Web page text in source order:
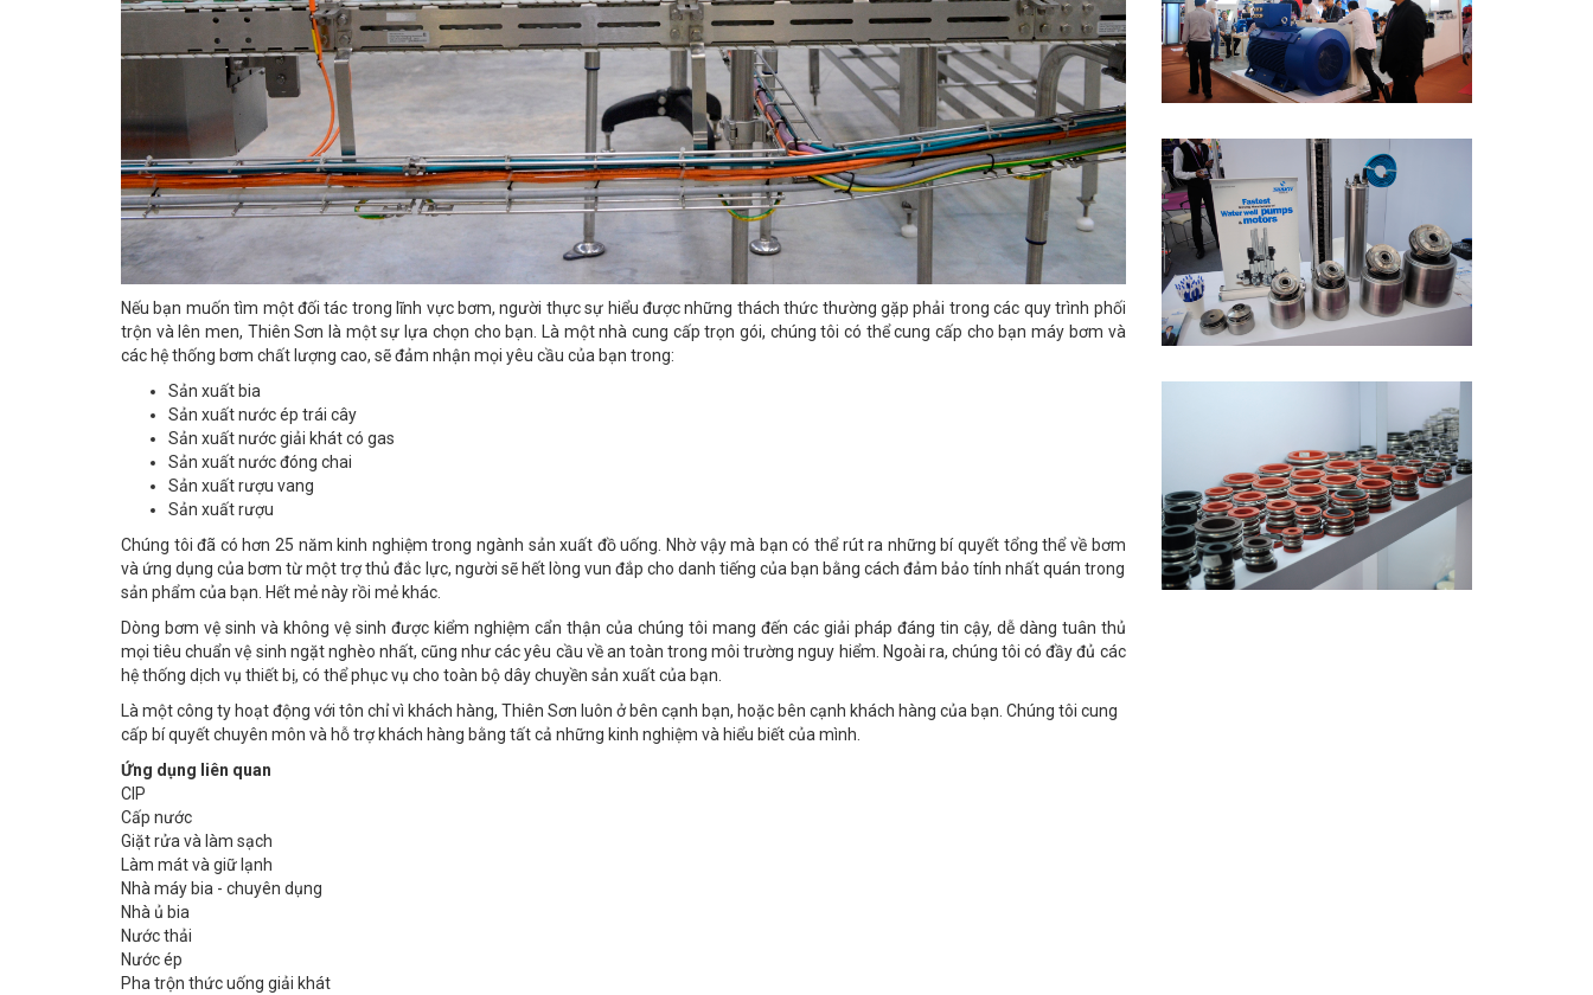
Nếu bạn muốn tìm một đối tác trong lĩnh vực bơm, người thực sự hiểu được những thách thức thường gặp phải trong các quy trình phối
trộn và lên men, Thiên Sơn là một sự lựa chọn cho bạn. Là một nhà cung cấp trọn gói, chúng tôi có thể cung cấp cho bạn máy bơm và
các hệ thống bơm chất lượng cao, sẽ đảm nhận mọi yêu cầu của bạn trong:
Sản xuất bia
Sản xuất nước ép trái cây
Sản xuất nước giải khát có gas
Sản xuất nước đóng chai
Sản xuất rượu vang
Sản xuất rượu
Chúng tôi đã có hơn 25 năm kinh nghiệm trong ngành sản xuất đồ uống. Nhờ vậy mà bạn có thể rút ra những bí quyết tổng thể về bơm
và ứng dụng của bơm từ một trợ thủ đắc lực, người sẽ hết lòng vun đắp cho danh tiếng của bạn bằng cách đảm bảo tính nhất quán trong
sản phẩm của bạn. Hết mẻ này rồi mẻ khác.
Dòng bơm vệ sinh và không vệ sinh được kiểm nghiệm cẩn thận của chúng tôi mang đến các giải pháp đáng tin cậy, dễ dàng tuân thủ
mọi tiêu chuẩn vệ sinh ngặt nghèo nhất, cũng như các yêu cầu về an toàn trong môi trường nguy hiểm. Ngoài ra, chúng tôi có đầy đủ các
hệ thống dịch vụ thiết bị, có thể phục vụ cho toàn bộ dây chuyền sản xuất của bạn.
Là một công ty hoạt động với tôn chỉ vì khách hàng, Thiên Sơn luôn ở bên cạnh bạn, hoặc bên cạnh khách hàng của bạn. Chúng tôi cung
cấp bí quyết chuyên môn và hỗ trợ khách hàng bằng tất cả những kinh nghiệm và hiểu biết của mình.
Ứng dụng liên quan
CIP
Cấp nước
Giặt rửa và làm sạch
Làm mát và giữ lạnh
Nhà máy bia - chuyên dụng
Nhà ủ bia
Nước thải
Nước ép
Pha trộn thức uống giải khát